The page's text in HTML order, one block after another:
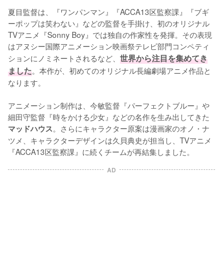
夏目監督は、『ワンパンマン』『ACCA13区監察課』『ブギ
ーポップは笑わない』などの監督を手掛け、初のオリジナル
TVアニメ『Sonny Boy』では独自の作家性を発揮。その表現
はアヌシー国際アニメーション映画祭テレビ部門コンペティ
ションにノミネートされるなど、 世界から注目を集めてき
ました。本作が、初めてのオリジナル長編劇場アニメ作品と
なります。
アニメーション制作は、今敏監督『パーフェクトブルー』や
細田守監督『時をかける少女』などの名作を生み出してきた
マッドハウス。さらにキャラクター原案は漫画家のオノ・ナ
ツメ、キャラクターデザインは久貝典史が担当し、TVアニメ
『ACCA13区監察課』に続くチームが再結集しました。
AD